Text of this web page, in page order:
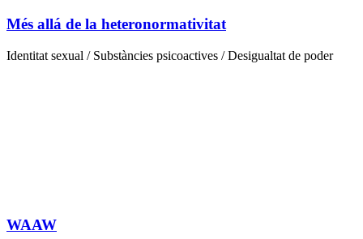
Més allá de la heteronormativitat
Identitat sexual / Substàncies psicoactives / Desigualtat de poder
WAAW